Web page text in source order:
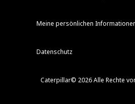
Meine persönlichen
Datenschutz
Caterpillar© 2026 Alle Rechte